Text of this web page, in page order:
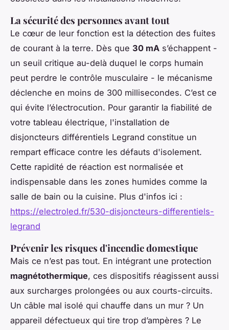
La sécurité des personnes avant tout
Le cœur de leur fonction est la détection des fuites
de courant à la terre. Dès que 30 mA s’échappent -
un seuil critique au-delà duquel le corps humain
peut perdre le contrôle musculaire - le mécanisme
déclenche en moins de 300 millisecondes. C’est ce
qui évite l’électrocution. Pour garantir la fiabilité de
votre tableau électrique, l'installation de
disjoncteurs différentiels Legrand constitue un
rempart efficace contre les défauts d'isolement.
Cette rapidité de réaction est normalisée et
indispensable dans les zones humides comme la
salle de bain ou la cuisine. Plus d'infos ici :
https://electroled.fr/530-disjoncteurs-differentiels-
legrand
Prévenir les risques d'incendie domestique
Mais ce n’est pas tout. En intégrant une protection
magnétothermique, ces dispositifs réagissent aussi
aux surcharges prolongées ou aux courts-circuits.
Un câble mal isolé qui chauffe dans un mur ? Un
appareil défectueux qui tire trop d’ampères ? Le